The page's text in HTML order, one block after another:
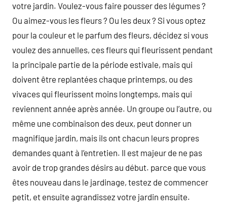
votre jardin. Voulez-vous faire pousser des légumes ?
Ou aimez-vous les fleurs ? Ou les deux ? Si vous optez
pour la couleur et le parfum des fleurs, décidez si vous
voulez des annuelles, ces fleurs qui fleurissent pendant
la principale partie de la période estivale, mais qui
doivent être replantées chaque printemps, ou des
vivaces qui fleurissent moins longtemps, mais qui
reviennent année après année. Un groupe ou l’autre, ou
même une combinaison des deux, peut donner un
magnifique jardin, mais ils ont chacun leurs propres
demandes quant à l’entretien. Il est majeur de ne pas
avoir de trop grandes désirs au début. parce que vous
êtes nouveau dans le jardinage, testez de commencer
petit, et ensuite agrandissez votre jardin ensuite.